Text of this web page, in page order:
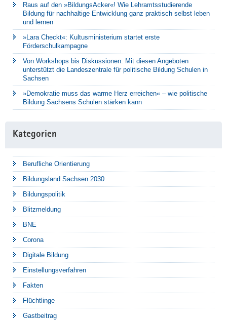
Raus auf den »BildungsAcker«! Wie Lehramtsstudierende
Bildung für nachhaltige Entwicklung ganz praktisch selbst leben
und lernen
»Lara Checkt«: Kultusministerium startet erste
Förderschulkampagne
Von Workshops bis Diskussionen: Mit diesen Angeboten
unterstützt die Landeszentrale für politische Bildung Schulen in
Sachsen
»Demokratie muss das warme Herz erreichen« – wie politische
Bildung Sachsens Schulen stärken kann
Kategorien
Berufliche Orientierung
Bildungsland Sachsen 2030
Bildungspolitik
Blitzmeldung
BNE
Corona
Digitale Bildung
Einstellungsverfahren
Fakten
Flüchtlinge
Gastbeitrag